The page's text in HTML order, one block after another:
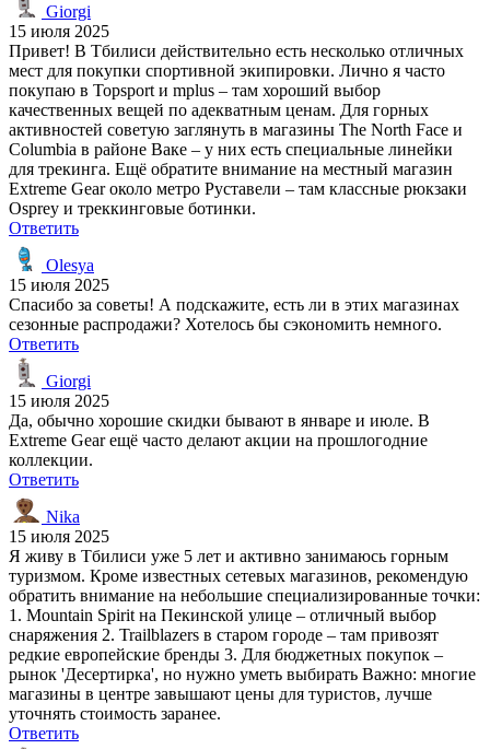
Giorgi
15 июля 2025
Привет! В Тбилиси действительно есть несколько отличных
мест для покупки спортивной экипировки. Лично я часто
покупаю в Topsport и mplus – там хороший выбор
качественных вещей по адекватным ценам. Для горных
активностей советую заглянуть в магазины The North Face и
Columbia в районе Ваке – у них есть специальные линейки
для трекинга. Ещё обратите внимание на местный магазин
Extreme Gear около метро Руставели – там классные рюкзаки
Osprey и треккинговые ботинки.
Ответить
Olesya
15 июля 2025
Спасибо за советы! А подскажите, есть ли в этих магазинах
сезонные распродажи? Хотелось бы сэкономить немного.
Ответить
Giorgi
15 июля 2025
Да, обычно хорошие скидки бывают в январе и июле. В
Extreme Gear ещё часто делают акции на прошлогодние
коллекции.
Ответить
Nika
15 июля 2025
Я живу в Тбилиси уже 5 лет и активно занимаюсь горным
туризмом. Кроме известных сетевых магазинов, рекомендую
обратить внимание на небольшие специализированные точки:
1. Mountain Spirit на Пекинской улице – отличный выбор
снаряжения 2. Trailblazers в старом городе – там привозят
редкие европейские бренды 3. Для бюджетных покупок –
рынок 'Десертирка', но нужно уметь выбирать Важно: многие
магазины в центре завышают цены для туристов, лучше
уточнять стоимость заранее.
Ответить